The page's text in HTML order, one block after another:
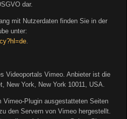
dar.
mit Nutzerdaten finden Sie in der
unter:
Videoportals Vimeo. Anbieter ist die
New York, New York 10011, USA.
Vimeo-Plugin ausgestatteten Seiten
den Servern von Vimeo hergestellt.